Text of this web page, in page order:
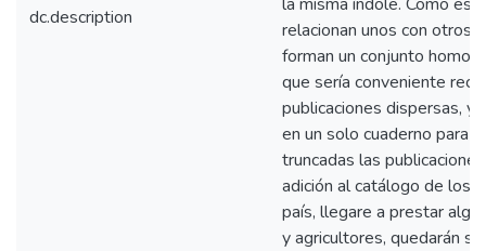
dc.description
relacionan unos con otros
forman un conjunto
que sería conveniente
publicaciones dispersas, y
en un solo cuaderno para
truncadas las
adición al catálogo de los
país, llegare a prestar
y agricultores, quedarán